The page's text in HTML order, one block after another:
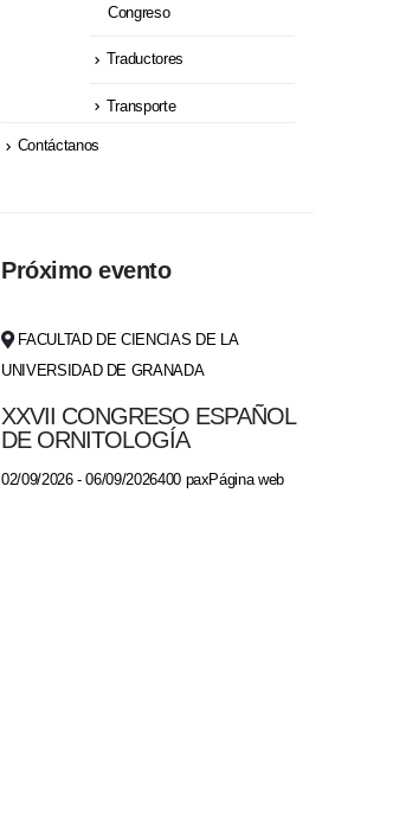
Congreso
Traductores
Transporte
Contáctanos
Próximo evento
FACULTAD DE CIENCIAS DE LA
UNIVERSIDAD DE GRANADA
XXVII CONGRESO ESPAÑOL
DE ORNITOLOGÍA
02/09/2026 - 06/09/2026400 paxPágina web